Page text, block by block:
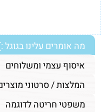
מה אומרים עלינו בגוגל
איסוף עצמי ומשלוחים
המלצות / סרטוני
משפטי חריטה לדוגמה